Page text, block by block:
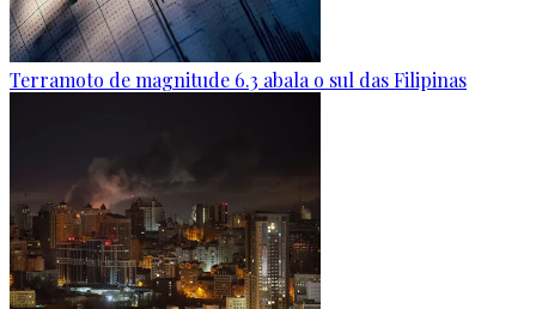
Terramoto de magnitude 6.3 abala o sul das Filipinas